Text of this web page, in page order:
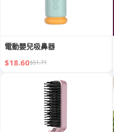
電動嬰兒吸鼻器
$18.60$51.71